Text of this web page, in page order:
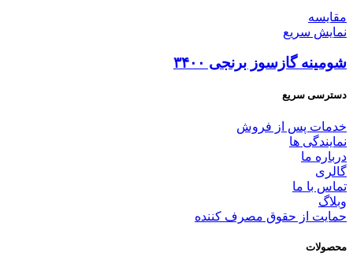
مقايسه
نمایش سریع
شومینه گازسوز برنجی ۳۴۰۰
دسترسی سریع
خدمات پس از فروش
نمایندگی ها
درباره ما
گالری
تماس با ما
وبلاگ
حمایت از حقوق مصرف کننده
محصولات